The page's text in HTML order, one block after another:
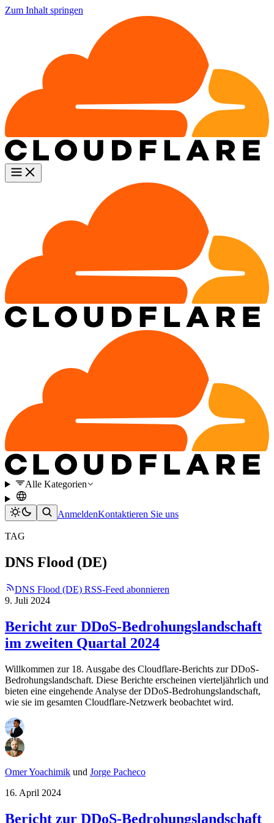
Zum Inhalt springen
Alle Kategorien
AnmeldenKontaktieren Sie uns
TAG
DNS Flood (DE)
DNS Flood (DE) RSS-Feed abonnieren
9. Juli 2024
Bericht zur DDoS-Bedrohungslandschaft
im zweiten Quartal 2024
Willkommen zur 18. Ausgabe des Cloudflare-Berichts zur DDoS-
Bedrohungslandschaft. Diese Berichte erscheinen vierteljährlich und
bieten eine eingehende Analyse der DDoS-Bedrohungslandschaft,
wie sie im gesamten Cloudflare-Netzwerk beobachtet wird.
Omer Yoachimik und Jorge Pacheco
16. April 2024
Bericht zur DDoS-Bedrohungslandschaft